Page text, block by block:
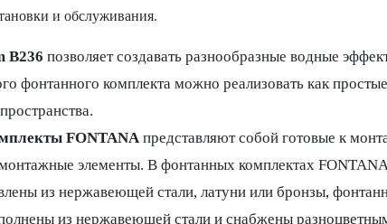
и обслуживания.
B236 позволяет создавать разнообразные водные
фонтанного комплекта можно реализовать как
FONTANAпредставляют собой готовые к
элементы. В фонтанных комплектах
из нержавеющей стали, латуни или бронзы,
из нержавеющей стали и снабжены